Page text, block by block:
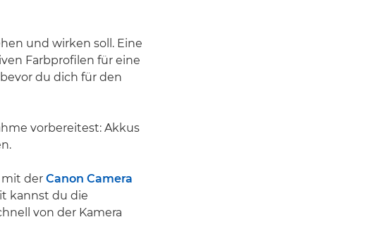
und wirken soll. Eine
Farbprofilen für eine
du dich für den
vorbereitest: Akkus
mit der Canon Camera
kannst du die
von der Kamera